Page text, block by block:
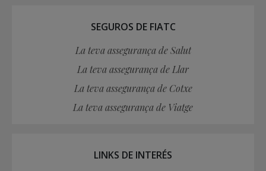
SEGUROS DE FIATC
La teva assegurança de Salut
La teva assegurança de Llar
La teva assegurança de Cotxe
La teva assegurança de Viatge
LINKS DE INTERÉS